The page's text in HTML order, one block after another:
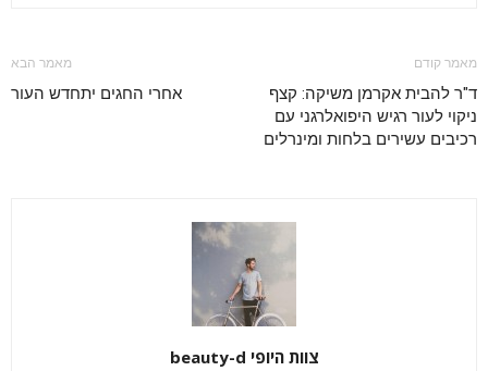
מאמר קודם
ד"ר להבית אקרמן משיקה: קצף
ניקוי לעור רגיש היפואלרגני עם
רכיבים עשירים בלחות ומינרלים
מאמר הבא
אחרי החגים יתחדש העור
צוות היופי beauty-d